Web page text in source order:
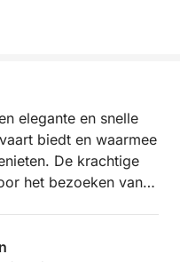
elegante en snelle
biedt en waarmee
De krachtige
het bezoeken van
van verborgen
Suite biedt plaats